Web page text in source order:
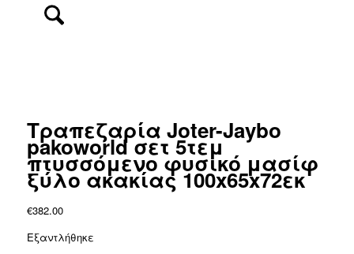
Τραπεζαρία Joter-Jaybo
pakoworld σετ 5τεμ
πτυσσόμενο φυσικό μασίφ
ξύλο ακακίας 100x65x72εκ
€382.00
Εξαντλήθηκε